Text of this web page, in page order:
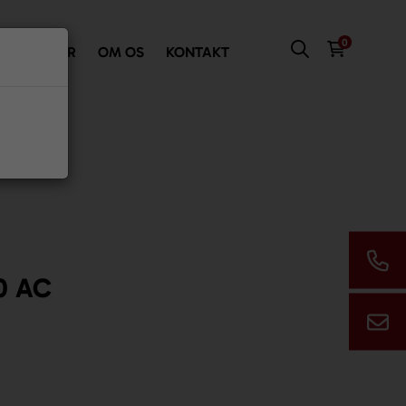
VI TILBYDER OM OS KONTAKT
0
AC